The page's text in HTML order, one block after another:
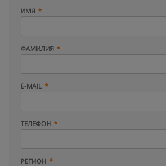
ИМЯ
ФАМИЛИЯ
E-MAIL
ТЕЛЕФОН
РЕГИОН